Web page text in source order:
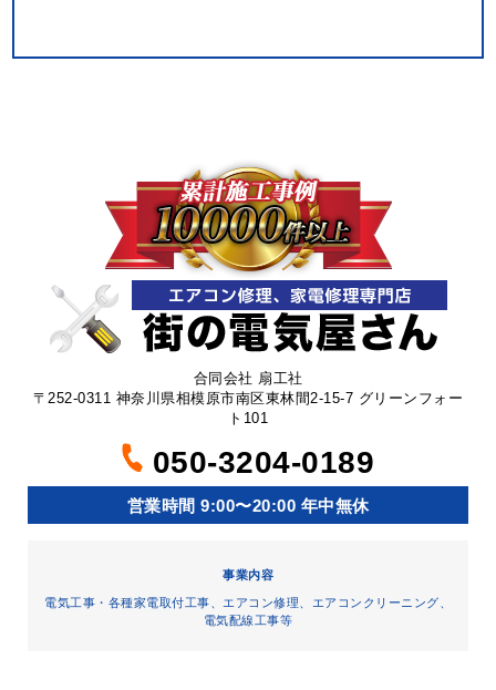
合同会社 扇工社
〒252-0311 神奈川県相模原市南区東林間2-15-7 グリーンフォー
ト101
050-3204-0189
営業時間 9:00〜20:00 年中無休
事業内容
電気工事・各種家電取付工事、エアコン修理、エアコンクリーニング、
電気配線工事等